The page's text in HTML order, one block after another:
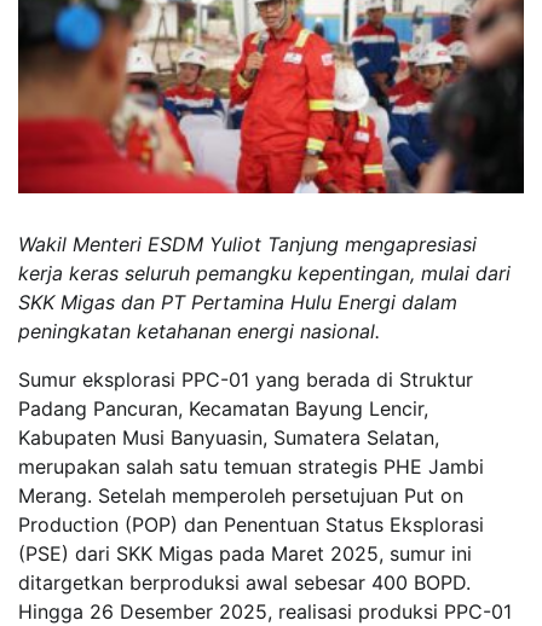
Wakil Menteri ESDM Yuliot Tanjung mengapresiasi
kerja keras seluruh pemangku kepentingan, mulai dari
SKK Migas dan PT Pertamina Hulu Energi dalam
peningkatan ketahanan energi nasional.
Sumur eksplorasi PPC-01 yang berada di Struktur
Padang Pancuran, Kecamatan Bayung Lencir,
Kabupaten Musi Banyuasin, Sumatera Selatan,
merupakan salah satu temuan strategis PHE Jambi
Merang. Setelah memperoleh persetujuan Put on
Production (POP) dan Penentuan Status Eksplorasi
(PSE) dari SKK Migas pada Maret 2025, sumur ini
ditargetkan berproduksi awal sebesar 400 BOPD.
Hingga 26 Desember 2025, realisasi produksi PPC-01